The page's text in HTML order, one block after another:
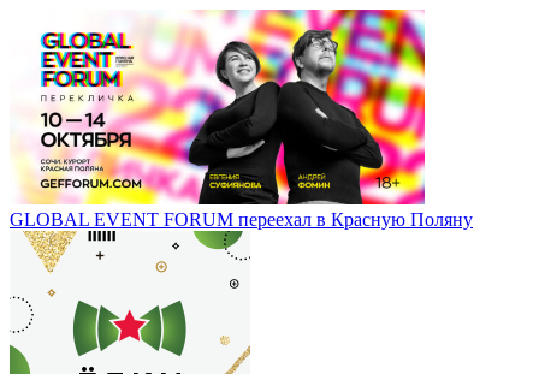
GLOBAL EVENT FORUM переехал в Красную Поляну